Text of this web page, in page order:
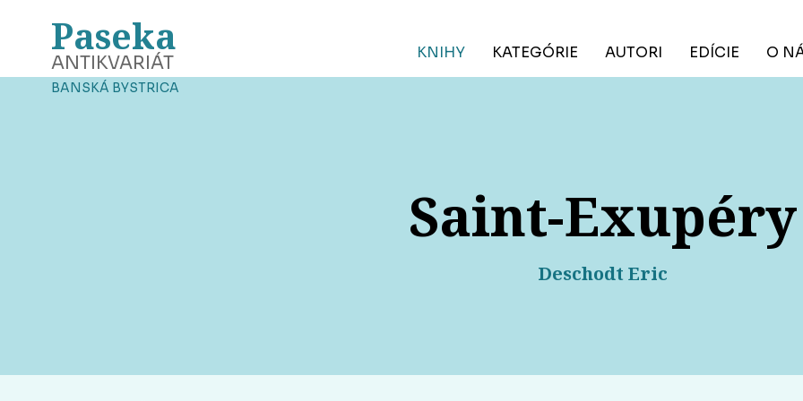
Paseka
ANTIKVARIÁT
BANSKÁ BYSTRICA
KNIHY KATEGÓRIE AUTORI EDÍCIE O
Saint-Exupéry
Deschodt Eric